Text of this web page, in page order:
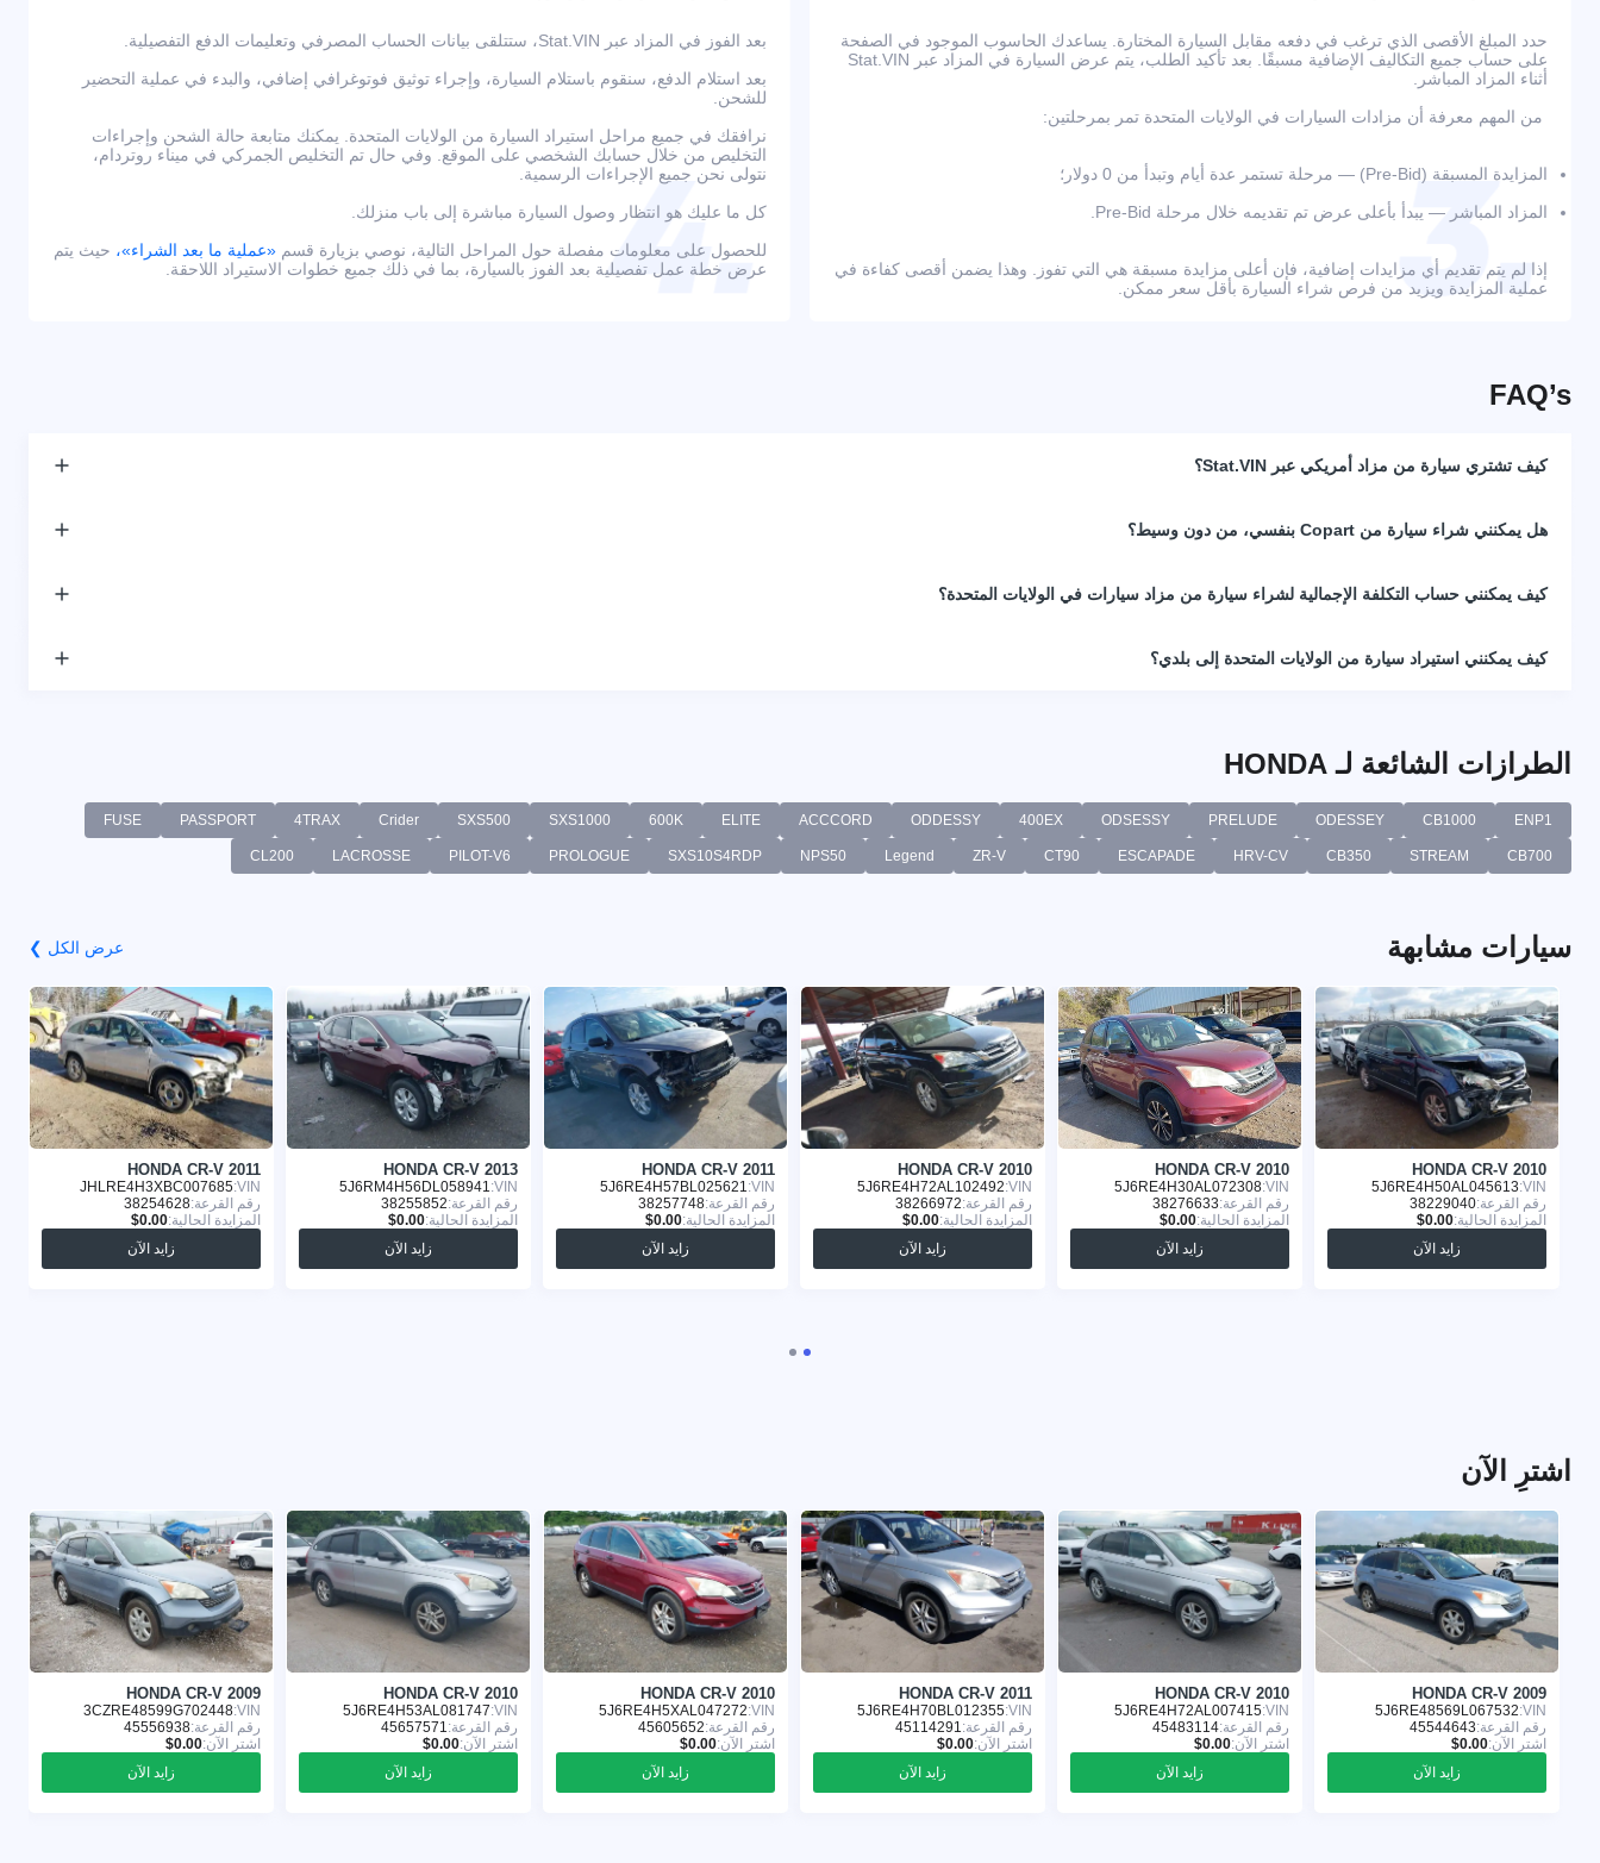
حدد المبلغ الأقصى الذي ترغب في دفعه مقابل السيارة المختارة. يساعدك الحاسوب الموجود في الصفحة
على حساب جميع التكاليف الإضافية مسبقًا. بعد تأكيد الطلب، يتم عرض السيارة في المزاد عبر Stat.VIN
أثناء المزاد المباشر.
من المهم معرفة أن مزادات السيارات في الولايات المتحدة تمر بمرحلتين:
المزايدة المسبقة (Pre-Bid) — مرحلة تستمر عدة أيام وتبدأ من 0 دولار؛
المزاد المباشر — يبدأ بأعلى عرض تم تقديمه خلال مرحلة Pre-Bid.
إذا لم يتم تقديم أي مزايدات إضافية، فإن أعلى مزايدة مسبقة هي التي تفوز. وهذا يضمن أقصى كفاءة في
عملية المزايدة ويزيد من فرص شراء السيارة بأقل سعر ممكن.
بعد الفوز في المزاد عبر Stat.VIN، ستتلقى بيانات الحساب المصرفي وتعليمات الدفع التفصيلية.
بعد استلام الدفع، سنقوم باستلام السيارة، وإجراء توثيق فوتوغرافي إضافي، والبدء في عملية التحضير
للشحن.
نرافقك في جميع مراحل استيراد السيارة من الولايات المتحدة. يمكنك متابعة حالة الشحن وإجراءات
التخليص من خلال حسابك الشخصي على الموقع. وفي حال تم التخليص الجمركي في ميناء روتردام،
نتولى نحن جميع الإجراءات الرسمية.
كل ما عليك هو انتظار وصول السيارة مباشرة إلى باب منزلك.
للحصول على معلومات مفصلة حول المراحل التالية، نوصي بزيارة قسم «عملية ما بعد الشراء»، حيث يتم
عرض خطة عمل تفصيلية بعد الفوز بالسيارة، بما في ذلك جميع خطوات الاستيراد اللاحقة.
FAQ’s
كيف تشتري سيارة من مزاد أمريكي عبر Stat.VIN؟
هل يمكنني شراء سيارة من Copart بنفسي، من دون وسيط؟
كيف يمكنني حساب التكلفة الإجمالية لشراء سيارة من مزاد سيارات في الولايات المتحدة؟
كيف يمكنني استيراد سيارة من الولايات المتحدة إلى بلدي؟
الطرازات الشائعة لـ HONDA
ENP1
CB1000
ODESSEY
PRELUDE
ODSESSY
400EX
ODDESSY
ACCCORD
ELITE
600K
SXS1000
SXS500
Crider
4TRAX
PASSPORT
FUSE
CB700
STREAM
CB350
HRV-CV
ESCAPADE
CT90
ZR-V
Legend
NPS50
SXS10S4RDP
PROLOGUE
PILOT-V6
LACROSSE
CL200
سيارات مشابهة عرض الكل ❯
HONDA CR-V 2010
VIN:
5J6RE4H50AL045613
رقم القرعة:38229040
المزايدة الحالية:
زايد الآن
HONDA CR-V 2010
VIN:
5J6RE4H30AL072308
رقم القرعة:38276633
المزايدة الحالية:
زايد الآن
HONDA CR-V 2010
VIN:
5J6RE4H72AL102492
رقم القرعة:38266972
المزايدة الحالية:
زايد الآن
HONDA CR-V 2011
VIN:
5J6RE4H57BL025621
رقم القرعة:38257748
المزايدة الحالية:
زايد الآن
HONDA CR-V 2013
VIN:
5J6RM4H56DL058941
رقم القرعة:38255852
المزايدة الحالية:
زايد الآن
HONDA CR-V 2011
VIN:
JHLRE4H3XBC007685
رقم القرعة:38254628
المزايدة الحالية:
زايد الآن
اشترِ الآن
HONDA CR-V 2009
VIN:
5J6RE48569L067532
رقم القرعة:45544643
اشترِ الآن:
زايد الآن
HONDA CR-V 2010
VIN:
5J6RE4H72AL007415
رقم القرعة:45483114
اشترِ الآن:
زايد الآن
HONDA CR-V 2011
VIN:
5J6RE4H70BL012355
رقم القرعة:45114291
اشترِ الآن:
زايد الآن
HONDA CR-V 2010
VIN:
5J6RE4H5XAL047272
رقم القرعة:45605652
اشترِ الآن:
زايد الآن
HONDA CR-V 2010
VIN:
5J6RE4H53AL081747
رقم القرعة:45657571
اشترِ الآن:
زايد الآن
HONDA CR-V 2009
VIN:
3CZRE48599G702448
رقم القرعة:45556938
اشترِ الآن:
زايد الآن